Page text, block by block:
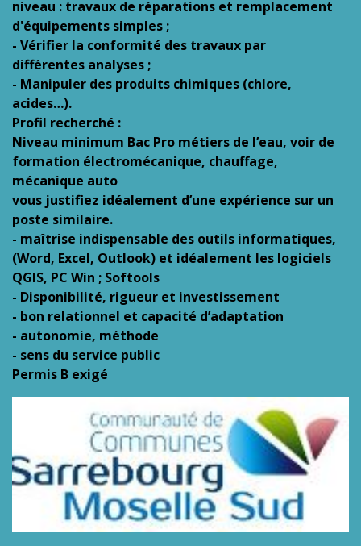
niveau : travaux de réparations et remplacement
d'équipements simples ;
- Vérifier la conformité des travaux par
différentes analyses ;
- Manipuler des produits chimiques (chlore,
acides…).
Profil recherché :
Niveau minimum Bac Pro métiers de l’eau, voir de
formation électromécanique, chauffage,
mécanique auto
vous justifiez idéalement d’une expérience sur un
poste similaire.
- maîtrise indispensable des outils informatiques,
(Word, Excel, Outlook) et idéalement les logiciels
QGIS, PC Win ; Softools
- Disponibilité, rigueur et investissement
- bon relationnel et capacité d’adaptation
- autonomie, méthode
- sens du service public
Permis B exigé